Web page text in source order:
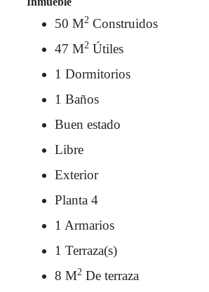
50 M2 Construidos
47 M2 Útiles
1 Dormitorios
1 Baños
Buen estado
Libre
Exterior
Planta 4
1 Armarios
1 Terraza(s)
8 M2 De terraza